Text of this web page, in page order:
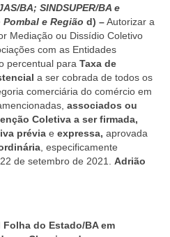
BA; SINDSUPER/BA e
Pombal e Região d) –Autorizar a
Mediação ou Dissídio Coletivo
com as Entidades
percentual para Taxa de
a ser cobrada de todos os
comerciária do comércio em
associados ou
Coletiva a ser firmada,
prévia e expressa, aprovada
, especificamente
de setembro de 2021. Adrião
do Estado/BA em